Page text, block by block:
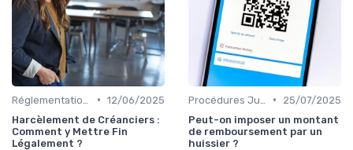
• 12/06/2025
Harcèlement de Créanciers :
Comment y Mettre Fin
Légalement ?
•
25/07/2025
Peut-on imposer un montant
de remboursement par un
huissier ?